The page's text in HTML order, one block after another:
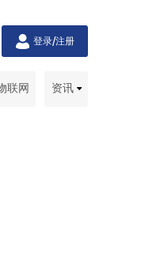
登录/注册
联网 资讯